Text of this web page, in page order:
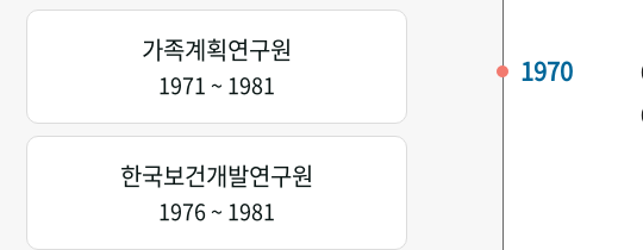
가족계획연구원
1971 ~ 1981
한국보건개발연구원
1976 ~ 1981
1970